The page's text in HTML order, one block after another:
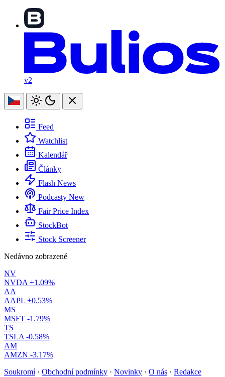
v2
Feed
Watchlist
Kalendář
Články
Flash News
Podcasty New
Fair Price Index
StockBot
Stock Screener
Nedávno zobrazené
NV
NVDA +1.09%
AA
AAPL +0.53%
MS
MSFT -1.79%
TS
TSLA -0.58%
AM
AMZN -3.17%
Soukromí · Obchodní podmínky · Novinky · O nás · Redakce